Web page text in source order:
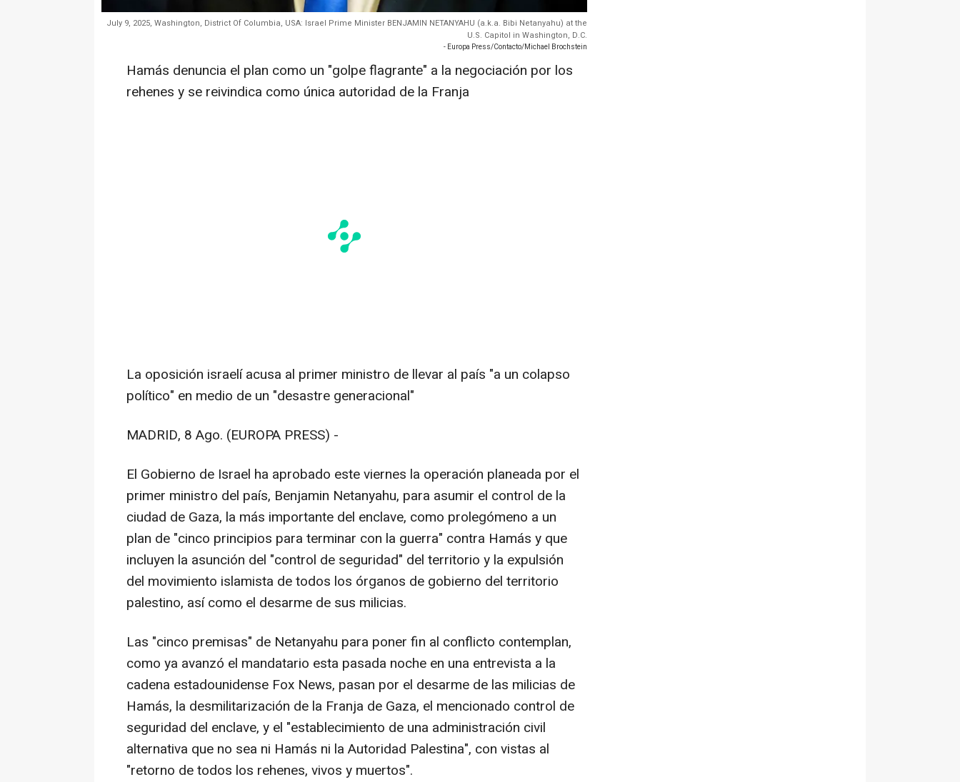
July 9, 2025, Washington, District Of Columbia, USA: Israel Prime Minister BENJAMIN NETANYAHU (a.k.a. Bibi Netanyahu) at the
U.S. Capitol in Washington, D.C.
- Europa Press/Contacto/Michael Brochstein
Hamás denuncia el plan como un "golpe flagrante" a la negociación por los
rehenes y se reivindica como única autoridad de la Franja
La oposición israelí acusa al primer ministro de llevar al país "a un colapso
político" en medio de un "desastre generacional"
MADRID, 8 Ago. (EUROPA PRESS) -
El Gobierno de Israel ha aprobado este viernes la operación planeada por el
primer ministro del país, Benjamin Netanyahu, para asumir el control de la
ciudad de Gaza, la más importante del enclave, como prolegómeno a un
plan de "cinco principios para terminar con la guerra" contra Hamás y que
incluyen la asunción del "control de seguridad" del territorio y la expulsión
del movimiento islamista de todos los órganos de gobierno del territorio
palestino, así como el desarme de sus milicias.
Las "cinco premisas" de Netanyahu para poner fin al conflicto contemplan,
como ya avanzó el mandatario esta pasada noche en una entrevista a la
cadena estadounidense Fox News, pasan por el desarme de las milicias de
Hamás, la desmilitarización de la Franja de Gaza, el mencionado control de
seguridad del enclave, y el "establecimiento de una administración civil
alternativa que no sea ni Hamás ni la Autoridad Palestina", con vistas al
"retorno de todos los rehenes, vivos y muertos".